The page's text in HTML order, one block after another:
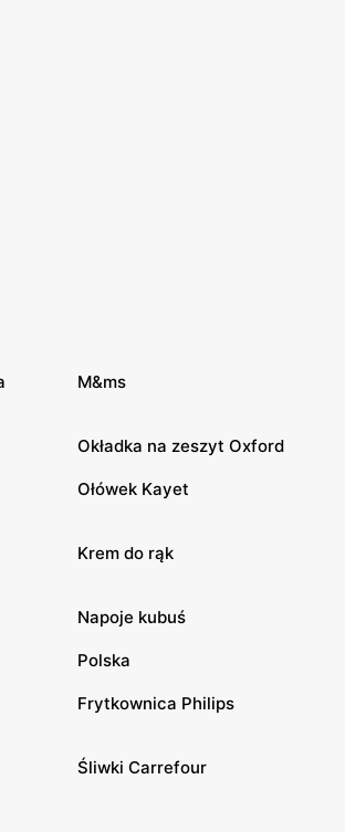
M&ms
Okładka na zeszyt Oxford
Ołówek Kayet
Krem do rąk
Napoje kubuś
Polska
Frytkownica Philips
Śliwki Carrefour